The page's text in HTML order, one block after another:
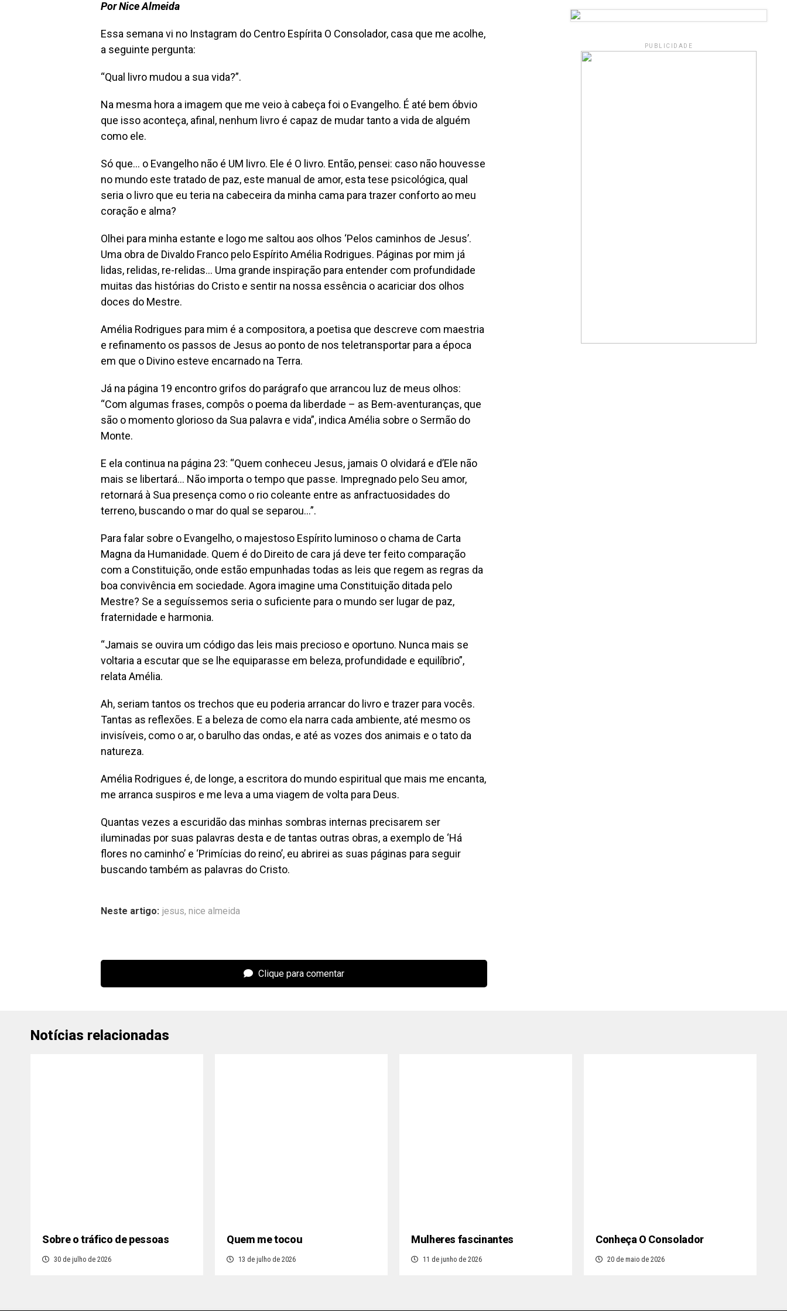
Por Nice Almeida
Essa semana vi no Instagram do Centro Espírita O Consolador, casa que me acolhe,
a seguinte pergunta:
“Qual livro mudou a sua vida?”.
Na mesma hora a imagem que me veio à cabeça foi o Evangelho. É até bem óbvio
que isso aconteça, afinal, nenhum livro é capaz de mudar tanto a vida de alguém
como ele.
Só que… o Evangelho não é UM livro. Ele é O livro. Então, pensei: caso não houvesse
no mundo este tratado de paz, este manual de amor, esta tese psicológica, qual
seria o livro que eu teria na cabeceira da minha cama para trazer conforto ao meu
coração e alma?
Olhei para minha estante e logo me saltou aos olhos ‘Pelos caminhos de Jesus’.
Uma obra de Divaldo Franco pelo Espírito Amélia Rodrigues. Páginas por mim já
lidas, relidas, re-relidas… Uma grande inspiração para entender com profundidade
muitas das histórias do Cristo e sentir na nossa essência o acariciar dos olhos
doces do Mestre.
Amélia Rodrigues para mim é a compositora, a poetisa que descreve com maestria
e refinamento os passos de Jesus ao ponto de nos teletransportar para a época
em que o Divino esteve encarnado na Terra.
Já na página 19 encontro grifos do parágrafo que arrancou luz de meus olhos:
“Com algumas frases, compôs o poema da liberdade – as Bem-aventuranças, que
são o momento glorioso da Sua palavra e vida”, indica Amélia sobre o Sermão do
Monte.
E ela continua na página 23: “Quem conheceu Jesus, jamais O olvidará e d’Ele não
mais se libertará… Não importa o tempo que passe. Impregnado pelo Seu amor,
retornará à Sua presença como o rio coleante entre as anfractuosidades do
terreno, buscando o mar do qual se separou…”.
Para falar sobre o Evangelho, o majestoso Espírito luminoso o chama de Carta
Magna da Humanidade. Quem é do Direito de cara já deve ter feito comparação
com a Constituição, onde estão empunhadas todas as leis que regem as regras da
boa convivência em sociedade. Agora imagine uma Constituição ditada pelo
Mestre? Se a seguíssemos seria o suficiente para o mundo ser lugar de paz,
fraternidade e harmonia.
“Jamais se ouvira um código das leis mais precioso e oportuno. Nunca mais se
voltaria a escutar que se lhe equiparasse em beleza, profundidade e equilíbrio”,
relata Amélia.
Ah, seriam tantos os trechos que eu poderia arrancar do livro e trazer para vocês.
Tantas as reflexões. E a beleza de como ela narra cada ambiente, até mesmo os
invisíveis, como o ar, o barulho das ondas, e até as vozes dos animais e o tato da
natureza.
Amélia Rodrigues é, de longe, a escritora do mundo espiritual que mais me encanta,
me arranca suspiros e me leva a uma viagem de volta para Deus.
Quantas vezes a escuridão das minhas sombras internas precisarem ser
iluminadas por suas palavras desta e de tantas outras obras, a exemplo de ‘Há
flores no caminho’ e ‘Primícias do reino’, eu abrirei as suas páginas para seguir
buscando também as palavras do Cristo.
Neste artigo: jesus, nice almeida
Clique para comentar
PUBLICIDADE
Notícias relacionadas
Sobre o tráfico de pessoas
30 de julho de 2026
Quem me tocou
13 de julho de 2026
Mulheres fascinantes
11 de junho de 2026
Conheça O Consolador
20 de maio de 2026